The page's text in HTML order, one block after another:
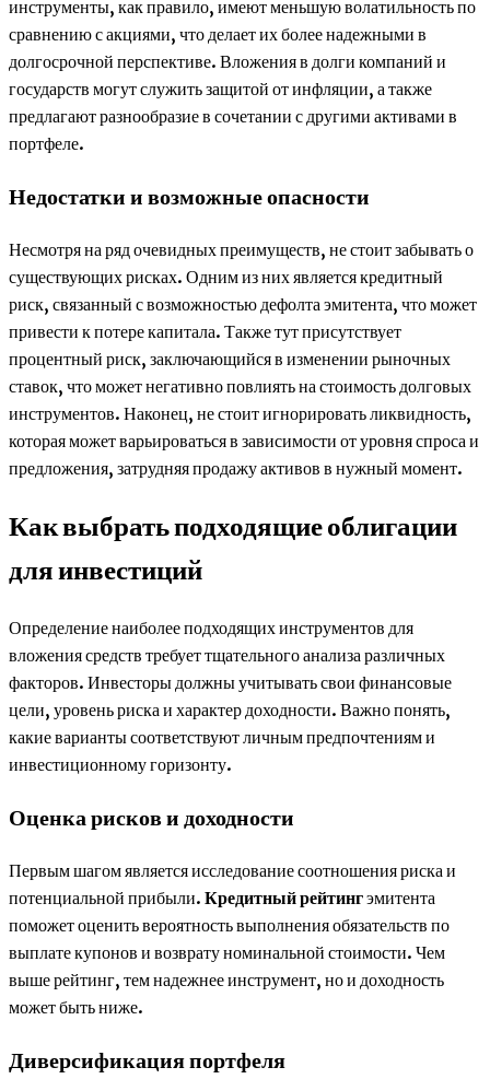
инструменты, как правило, имеют меньшую волатильность по
сравнению с акциями, что делает их более надежными в
долгосрочной перспективе. Вложения в долги компаний и
государств могут служить защитой от инфляции, а также
предлагают разнообразие в сочетании с другими активами в
портфеле.
Недостатки и возможные опасности
Несмотря на ряд очевидных преимуществ, не стоит забывать о
существующих рисках. Одним из них является кредитный
риск, связанный с возможностью дефолта эмитента, что может
привести к потере капитала. Также тут присутствует
процентный риск, заключающийся в изменении рыночных
ставок, что может негативно повлиять на стоимость долговых
инструментов. Наконец, не стоит игнорировать ликвидность,
которая может варьироваться в зависимости от уровня спроса и
предложения, затрудняя продажу активов в нужный момент.
Как выбрать подходящие облигации
для инвестиций
Определение наиболее подходящих инструментов для
вложения средств требует тщательного анализа различных
факторов. Инвесторы должны учитывать свои финансовые
цели, уровень риска и характер доходности. Важно понять,
какие варианты соответствуют личным предпочтениям и
инвестиционному горизонту.
Оценка рисков и доходности
Первым шагом является исследование соотношения риска и
потенциальной прибыли. Кредитный рейтингэмитента
поможет оценить вероятность выполнения обязательств по
выплате купонов и возврату номинальной стоимости. Чем
выше рейтинг, тем надежнее инструмент, но и доходность
может быть ниже.
Диверсификация портфеля